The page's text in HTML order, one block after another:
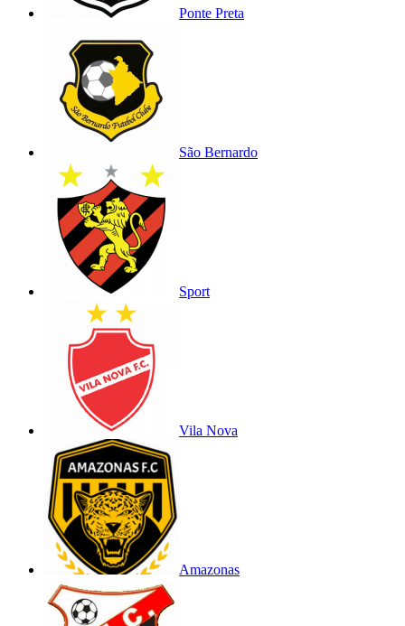
Ponte Preta
São Bernardo
Sport
Vila Nova
Amazonas